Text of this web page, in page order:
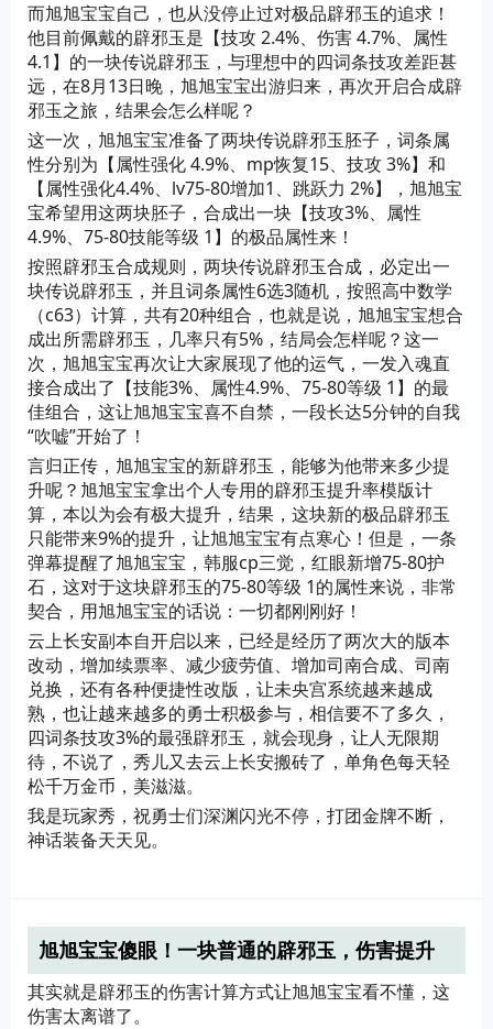
而旭旭宝宝自己，也从没停止过对极品辟邪玉的追求！
他目前佩戴的辟邪玉是【技攻 2.4%、伤害 4.7%、属性
4.1】的一块传说辟邪玉，与理想中的四词条技攻差距甚
远，在8月13日晚，旭旭宝宝出游归来，再次开启合成辟
邪玉之旅，结果会怎么样呢？
这一次，旭旭宝宝准备了两块传说辟邪玉胚子，词条属
性分别为【属性强化 4.9%、mp恢复15、技攻 3%】和
【属性强化4.4%、lv75-80增加1、跳跃力 2%】，旭旭宝
宝希望用这两块胚子，合成出一块【技攻3%、属性
4.9%、75-80技能等级 1】的极品属性来！
按照辟邪玉合成规则，两块传说辟邪玉合成，必定出一
块传说辟邪玉，并且词条属性6选3随机，按照高中数学
（c63）计算，共有20种组合，也就是说，旭旭宝宝想合
成出所需辟邪玉，几率只有5%，结局会怎样呢？这一
次，旭旭宝宝再次让大家展现了他的运气，一发入魂直
接合成出了【技能3%、属性4.9%、75-80等级 1】的最
佳组合，这让旭旭宝宝喜不自禁，一段长达5分钟的自我
“吹嘘”开始了！
言归正传，旭旭宝宝的新辟邪玉，能够为他带来多少提
升呢？旭旭宝宝拿出个人专用的辟邪玉提升率模版计
算，本以为会有极大提升，结果，这块新的极品辟邪玉
只能带来9%的提升，让旭旭宝宝有点寒心！但是，一条
弹幕提醒了旭旭宝宝，韩服cp三觉，红眼新增75-80护
石，这对于这块辟邪玉的75-80等级 1的属性来说，非常
契合，用旭旭宝宝的话说：一切都刚刚好！
云上长安副本自开启以来，已经是经历了两次大的版本
改动，增加续票率、减少疲劳值、增加司南合成、司南
兑换，还有各种便捷性改版，让未央宫系统越来越成
熟，也让越来越多的勇士积极参与，相信要不了多久，
四词条技攻3%的最强辟邪玉，就会现身，让人无限期
待，不说了，秀儿又去云上长安搬砖了，单角色每天轻
松千万金币，美滋滋。
我是玩家秀，祝勇士们深渊闪光不停，打团金牌不断，
神话装备天天见。
旭旭宝宝傻眼！一块普通的辟邪玉，伤害提升
43%！这是怎么回事？
其实就是辟邪玉的伤害计算方式让旭旭宝宝看不懂，这
伤害太离谱了。